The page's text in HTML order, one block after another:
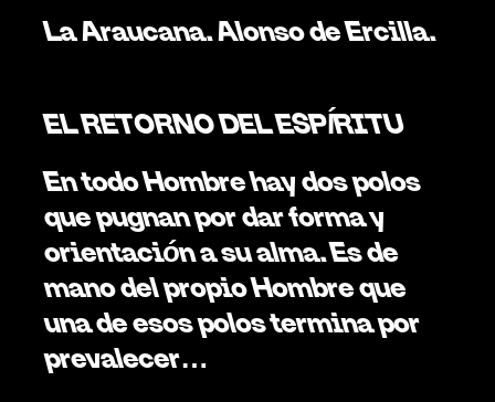
La Araucana. Alonso de Ercilla.
EL RETORNO DEL ESPÍRITU
En todo Hombre hay dos polos
que pugnan por dar forma y
orientación a su alma. Es de
mano del propio Hombre que
una de esos polos termina por
prevalecer…